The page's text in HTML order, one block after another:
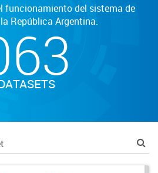
funcionamiento del sistema de
República Argentina.